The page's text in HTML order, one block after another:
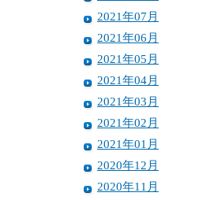
2021年07月
2021年06月
2021年05月
2021年04月
2021年03月
2021年02月
2021年01月
2020年12月
2020年11月